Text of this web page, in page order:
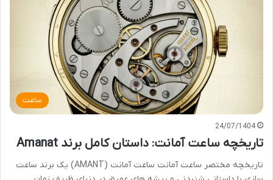
ساعت
24/07/1404
تاریخچه ساعت آمانت: داستان کامل برند Amanat
تاریخچه مختصر ساعت آمانت ساعت آمانت (AMANT) یک برند ساعت